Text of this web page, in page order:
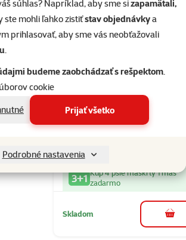
súhlas? Napríklad, aby sme sizapamätali,
ste mohli ľahko zistiťstav objednávkya
prihlasovať, aby sme vás neobťažovali
.
budeme zaobchádzať s rešpektom.
cookie
Prijať všetko
Podrobné nastavenia
Skladom
Immunity
kura 40 g
Hodnotenie
3+1 Kúp 4 psie maškrty 1 máš
zadarmo
Skladom do